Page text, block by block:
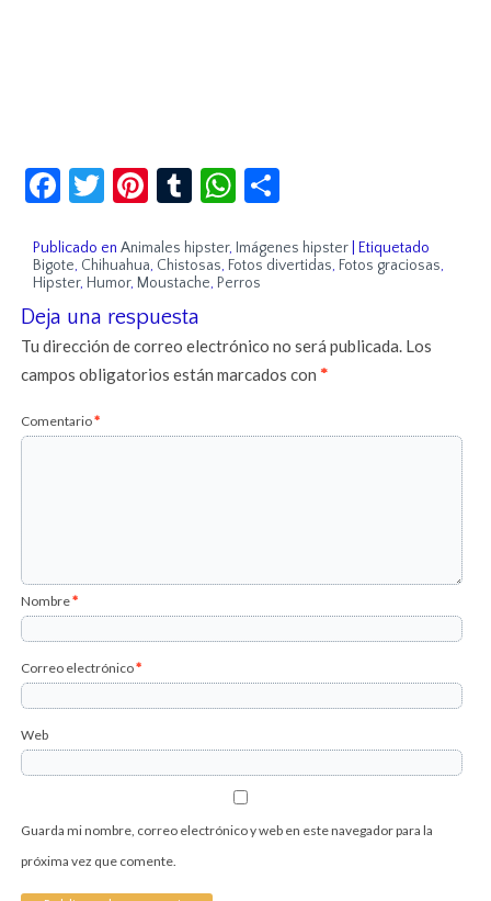
Facebook
Twitter
Pinterest
TumblrWhatsApp
Publicado en Animales hipster, Imágenes hipster |Etiquetado
Bigote, Chihuahua, Chistosas, Fotos divertidas, Fotos graciosas,
Hipster, Humor, Moustache, Perros
Deja una respuesta
Tu dirección de correo electrónico no será publicada. Los
campos obligatorios están marcados con*
Comentario*
Nombre*
Correo electrónico*
Web
Guarda mi nombre, correo electrónico y web en este navegador para la
próxima vez que comente.